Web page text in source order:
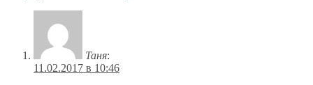
Таня:
11.02.2017 в 10:46